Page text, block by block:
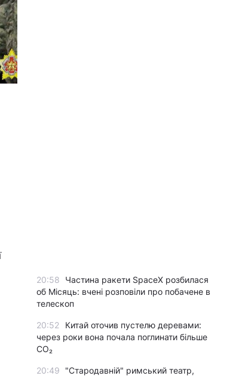
20:58
Частина ракети SpaceX розбилася
об Місяць: вчені розповіли про побачене в
телескоп
20:52
Китай оточив пустелю деревами:
через роки вона почала поглинати більше
CO₂
20:49
"Стародавній" римський театр,